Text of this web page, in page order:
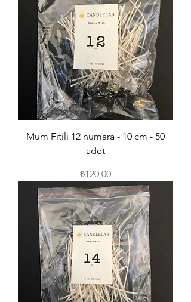
Mum Fitili 12 numara - 10 cm - 50
adet
Fiyat
₺120,00